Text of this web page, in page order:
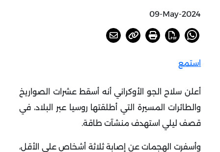
09-May-2024
استمع
أعلن سلاح الجو الأوكراني أنه أسقط عشرات الصواريخ
والطائرات المسيرة التي أطلقتها روسيا عبر البلاد، في
قصف ليلي استهدف منشآت طاقة.
وأسفرت الهجمات عن إصابة ثلاثة أشخاص على الأقل،